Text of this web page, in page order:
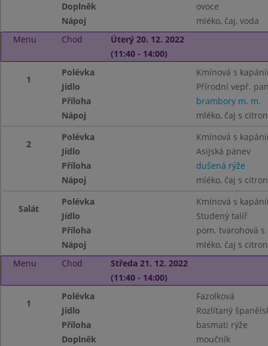
Doplněk
ovoce
Nápoj
mléko, čaj, voda
Menu
Chod
Úterý 20. 12. 2022
(11:40 - 14:00)
1
Polévka
Kmínová s
Jídlo
Přírodní vepř.
Příloha
brambory m. m.
Nápoj
mléko, čaj s
2
Polévka
Kmínová s
Jídlo
Asijská pánev
Příloha
dušená rýže
Nápoj
mléko, čaj s
Salát
Polévka
Kmínová s
Jídlo
Studený talíř
Příloha
pom. tvarohová
Nápoj
mléko, čaj s
Menu
Chod
Středa 21. 12. 2022
(11:40 - 14:00)
1
Polévka
Fazolková
Jídlo
Rozlítaný
Příloha
basmati rýže
Doplněk
moučník